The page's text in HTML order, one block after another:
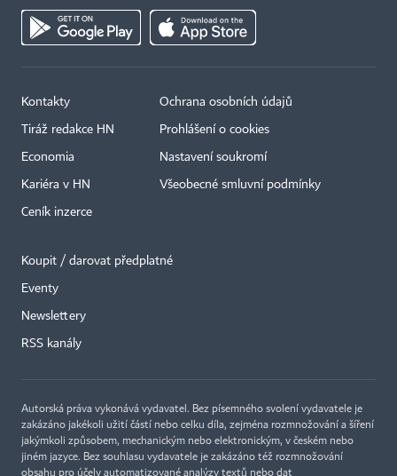
Kontakty
Tiráž redakce HN
Economia
Kariéra v HN
Ceník inzerce
Ochrana osobních údajů
Prohlášení o cookies
Nastavení soukromí
Všeobecné smluvní podmínky
Koupit / darovat předplatné
Eventy
Newslettery
RSS kanály
Autorská práva vykonává vydavatel. Bez písemného svolení vydavatele je
zakázáno jakékoli užití částí nebo celku díla, zejména rozmnožování a šíření
jakýmkoli způsobem, mechanickým nebo elektronickým, v českém nebo
jiném jazyce. Bez souhlasu vydavatele je zakázáno též rozmnožování
obsahu pro účely automatizované analýzy textů nebo dat